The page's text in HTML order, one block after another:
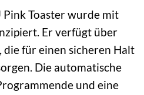
Pink Toaster wurde mit
Er verfügt über
für einen sicheren Halt
Die automatische
und eine